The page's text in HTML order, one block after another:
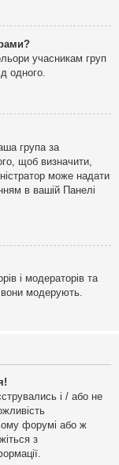
учасникам груп
одного.
група за
щоб визначити,
може надати
в вашій Панелі
і модераторів та
вони модерують.
і / або не
форумі або ж
з